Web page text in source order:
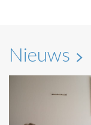
Nieuws